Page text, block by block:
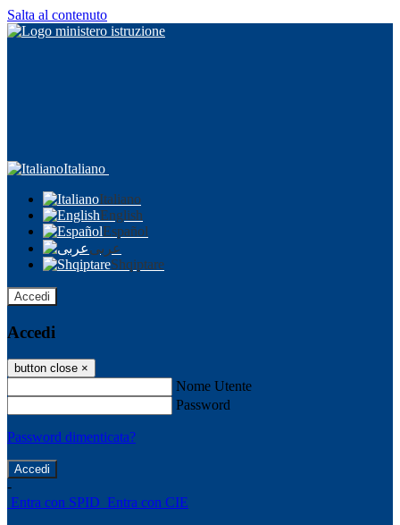
Salta al contenuto
Italiano
Italiano
English
Español
عربى
Shqiptare
Accedi
Accedi
button close ×
Nome Utente
Password
Password dimenticata?
-
Entra con SPID Entra con CIE